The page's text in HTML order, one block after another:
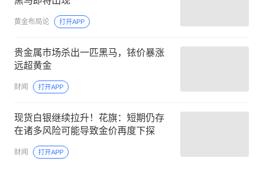
黄金布局论 打开APP
贵金属市场杀出一匹黑马，铱价暴涨
远超黄金
财闻 打开APP
现货白银继续拉升！花旗：短期仍存
在诸多风险可能导致金价再度下探
财闻 打开APP